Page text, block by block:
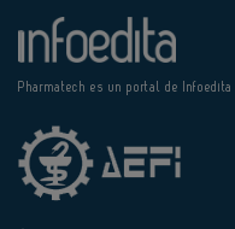
Pharmatech es un portal de Infoedita